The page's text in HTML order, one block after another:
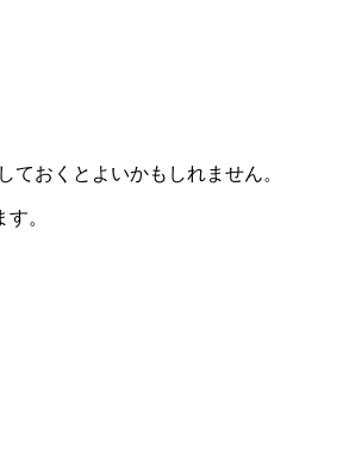
ておくとよいかもしれません。
。